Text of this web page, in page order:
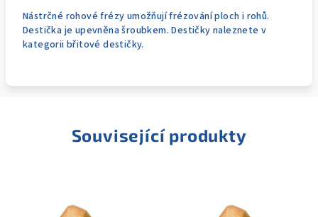
Nástrčné rohové frézy umožňují frézování ploch i rohů.
Destička je upevněna šroubkem. Destičky naleznete v
kategorii břitové destičky.
Související produkty